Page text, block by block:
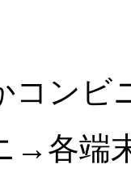
コンビ
→各端